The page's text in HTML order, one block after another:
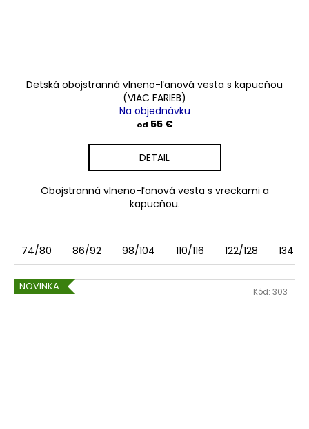
Detská obojstranná vlneno-ľanová vesta s kapucňou
(VIAC FARIEB)
Na objednávku
od 55 €
DETAIL
Obojstranná vlneno-ľanová vesta s vreckami a
kapucňou.
74/80 86/92 98/104 110/116 122/128 134/
NOVINKA Kód: 303